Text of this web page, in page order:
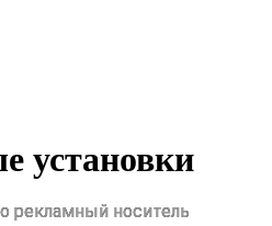
установки
рекламный носитель